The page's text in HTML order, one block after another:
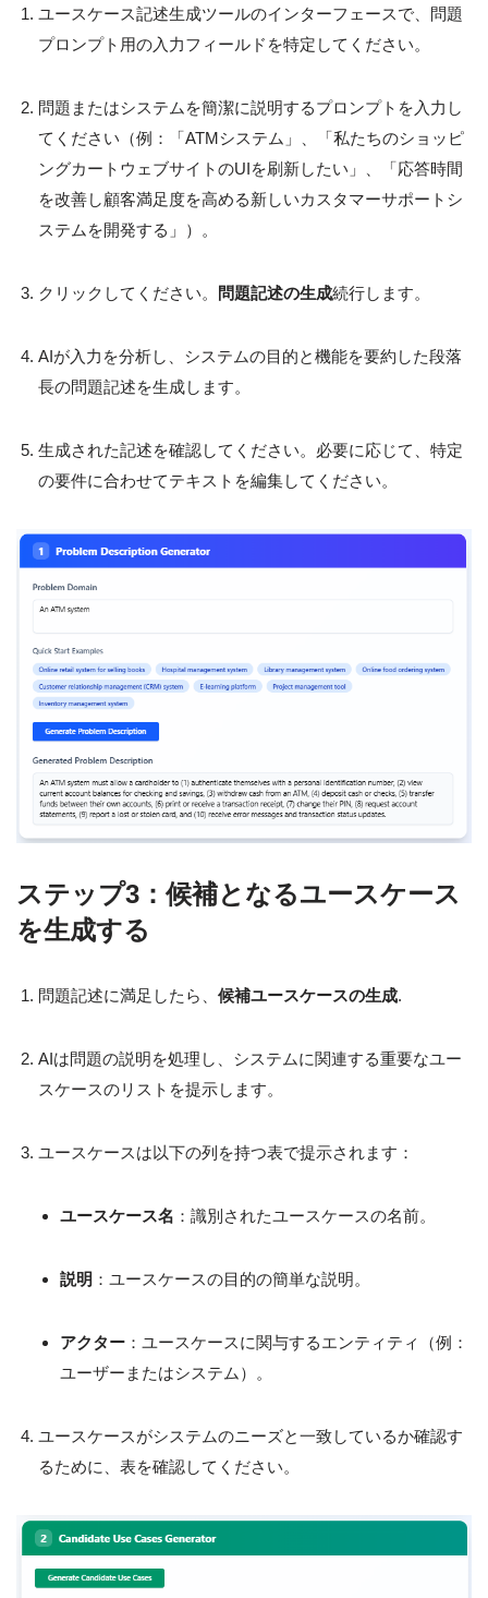
ユースケース記述生成ツールのインターフェースで、問題
プロンプト用の入力フィールドを特定してください。
問題またはシステムを簡潔に説明するプロンプトを入力し
てください（例：「ATMシステム」、「私たちのショッピ
ングカートウェブサイトのUIを刷新したい」、「応答時間
を改善し顧客満足度を高める新しいカスタマーサポートシ
ステムを開発する」）。
クリックしてください。 問題記述の生成続行します。
AIが入力を分析し、システムの目的と機能を要約した段落
長の問題記述を生成します。
生成された記述を確認してください。必要に応じて、特定
の要件に合わせてテキストを編集してください。
ステップ3：候補となるユースケース
を生成する
問題記述に満足したら、 候補ユースケースの生成.
AIは問題の説明を処理し、システムに関連する重要なユー
スケースのリストを提示します。
ユースケースは以下の列を持つ表で提示されます：
ユースケース名 ：識別されたユースケースの名前。
説明 ：ユースケースの目的の簡単な説明。
アクター ：ユースケースに関与するエンティティ（例：
ユーザーまたはシステム）。
ユースケースがシステムのニーズと一致しているか確認す
るために、表を確認してください。